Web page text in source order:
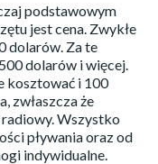
podstawowym
jest cena. Zwykłe
dolarów. Za te
dolarów i więcej.
kosztować i 100
zwłaszcza że
Wszystko
pływania oraz od
indywidualne.